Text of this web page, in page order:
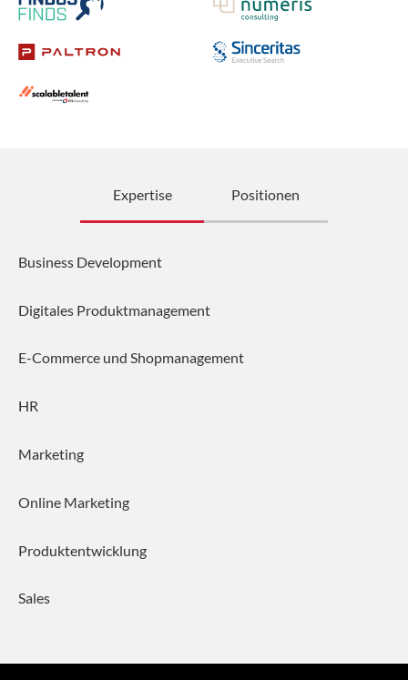
Expertise Positionen
Business Development
Digitales Produktmanagement
E-Commerce und Shopmanagement
HR
Marketing
Online Marketing
Produktentwicklung
Sales